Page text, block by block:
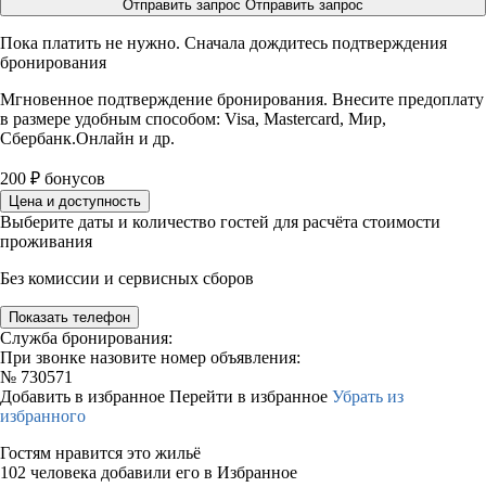
Отправить запрос Отправить запрос
Пока платить не нужно. Сначала дождитесь подтверждения
бронирования
Мгновенное подтверждение бронирования. Внесите предоплату
в размере удобным способом: Visa, Mastercard, Мир,
Сбербанк.Онлайн и др.
200 ₽ бонусов
Цена и доступность
Выберите даты и количество гостей для расчёта стоимости
проживания
Без комиссии и сервисных сборов
Показать телефон
Служба бронирования:
При звонке назовите номер объявления:
№ 730571
Добавить в избранное Перейти в избранное Убрать из
избранного
Гостям нравится это жильё
102 человека добавили его в Избранное